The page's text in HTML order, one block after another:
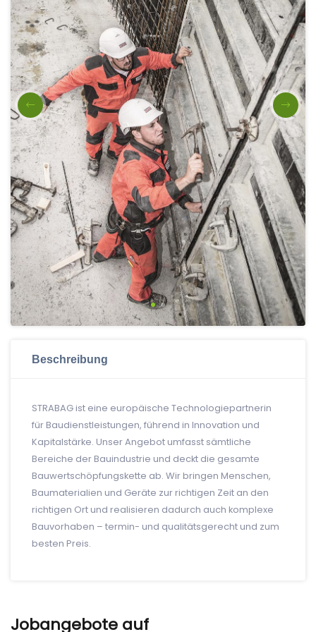
Beschreibung
STRABAG ist eine europäische Technologiepartnerin
für Baudienstleistungen, führend in Innovation und
Kapitalstärke. Unser Angebot umfasst sämtliche
Bereiche der Bauindustrie und deckt die gesamte
Bauwertschöpfungskette ab. Wir bringen Menschen,
Baumaterialien und Geräte zur richtigen Zeit an den
richtigen Ort und realisieren dadurch auch komplexe
Bauvorhaben – termin- und qualitätsgerecht und zum
besten Preis.
Jobangebote auf